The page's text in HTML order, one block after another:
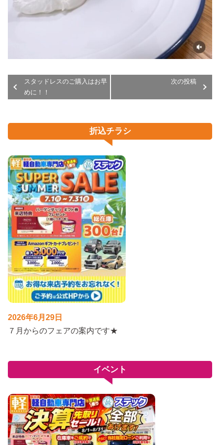
スタッドレスのご購入はお早
めに！！
次の投稿
折込チラシ
2026年6月29日
７月からのフェアの案内です★
イベント